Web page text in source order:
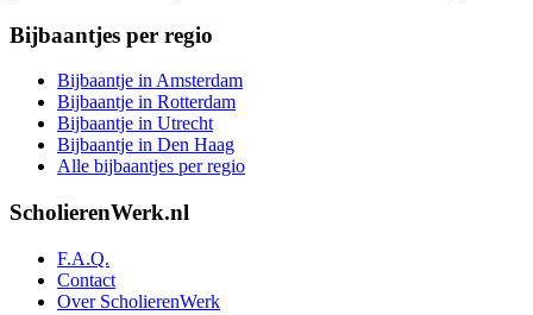
Bijbaantjes per regio
Bijbaantje in Amsterdam
Bijbaantje in Rotterdam
Bijbaantje in Utrecht
Bijbaantje in Den Haag
Alle bijbaantjes per regio
ScholierenWerk.nl
F.A.Q.
Contact
Over ScholierenWerk